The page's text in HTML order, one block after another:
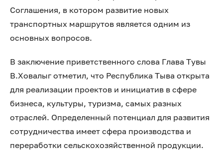
Соглашения, в котором развитие новых
транспортных маршрутов является одним из
основных вопросов.
В заключение приветственного слова Глава Тувы
В.Ховалыг отметил, что Республика Тыва открыта
для реализации проектов и инициатив в сфере
бизнеса, культуры, туризма, самых разных
отраслей. Определенный потенциал для развития
сотрудничества имеет сфера производства и
переработки сельскохозяйственной продукции.